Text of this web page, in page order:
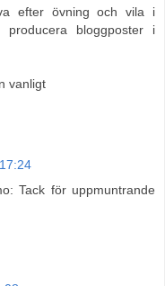
efter övning och vila i
producera bloggposter i
vanligt
Tack för uppmuntrande